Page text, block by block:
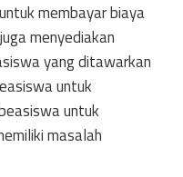
membayar biaya
menyediakan
yang ditawarkan
untuk
untuk
masalah